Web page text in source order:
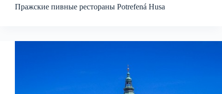
Пражские пивные рестораны Potrefená Husa